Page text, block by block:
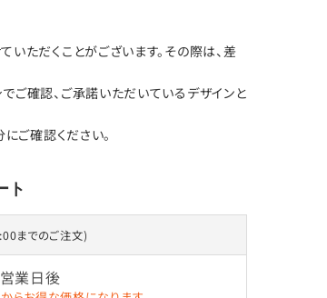
ただくことがございます。その際は、差
確認、ご承諾いただいているデザインと
ご確認ください。
ト
までのご注文)
営業日後